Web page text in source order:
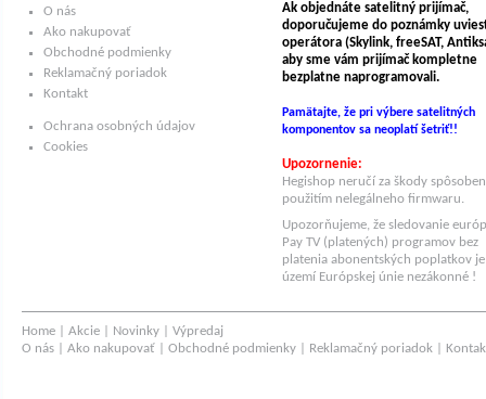
O nás
Ako nakupovať
Obchodné podmienky
Reklamačný poriadok
Kontakt
Ochrana osobných údajov
Cookies
Ak objednáte satelitný prijímač,
doporučujeme do poznámky
operátora (Skylink, freeSAT,
aby sme vám prijímač kompletne
bezplatne naprogramovali.
Pamätajte, že pri výbere satelitných
komponentov sa neoplatí šetriť!!
Upozornenie:
Hegishop neručí za škody
použitím nelegálneho firmwaru.
Upozorňujeme, že sledovanie
Pay TV (platených) programov bez
platenia abonentských poplatkov
území Európskej únie nezákonné !
Home Akcie Novinky
Výpredaj
O nás
Ako nakupovať Obchodné podmienky Reklamačný poriadok